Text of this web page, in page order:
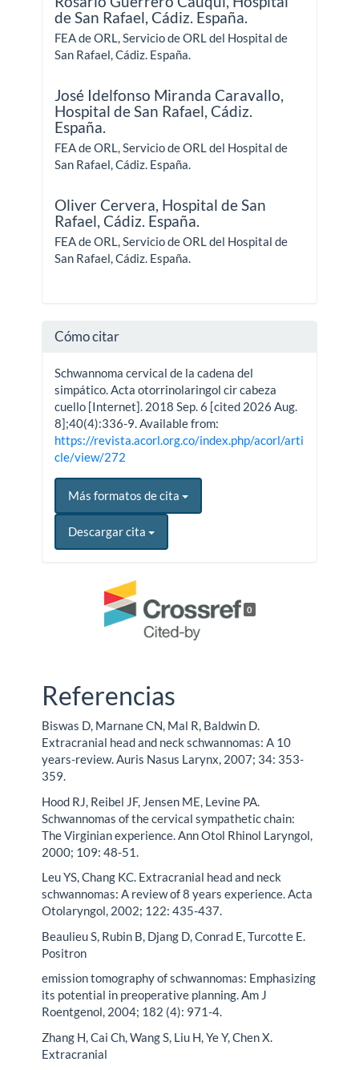
de San Rafael, Cádiz. España.
FEA de ORL, Servicio de ORL del Hospital de
San Rafael, Cádiz. España.
José Idelfonso Miranda Caravallo,
Hospital de San Rafael, Cádiz.
España.
FEA de ORL, Servicio de ORL del Hospital de
San Rafael, Cádiz. España.
Oliver Cervera, Hospital de San
Rafael, Cádiz. España.
FEA de ORL, Servicio de ORL del Hospital de
San Rafael, Cádiz. España.
Cómo citar
Schwannoma cervical de la cadena del
simpático. Acta otorrinolaringol cir cabeza
cuello [Internet]. 2018 Sep. 6 [cited 2026 Aug.
8];40(4):336-9. Available from:
https://revista.acorl.org.co/index.php/acorl/arti
cle/view/272
Más formatos de cita
Descargar cita
0
Referencias
Biswas D, Marnane CN, Mal R, Baldwin D.
Extracranial head and neck schwannomas: A 10
years-review. Auris Nasus Larynx, 2007; 34: 353-
359.
Hood RJ, Reibel JF, Jensen ME, Levine PA.
Schwannomas of the cervical sympathetic chain:
The Virginian experience. Ann Otol Rhinol Laryngol,
2000; 109: 48-51.
Leu YS, Chang KC. Extracranial head and neck
schwannomas: A review of 8 years experience. Acta
Otolaryngol, 2002; 122: 435-437.
Beaulieu S, Rubin B, Djang D, Conrad E, Turcotte E.
Positron
emission tomography of schwannomas: Emphasizing
its potential in preoperative planning. Am J
Roentgenol, 2004; 182 (4): 971-4.
Zhang H, Cai Ch, Wang S, Liu H, Ye Y, Chen X.
Extracranial